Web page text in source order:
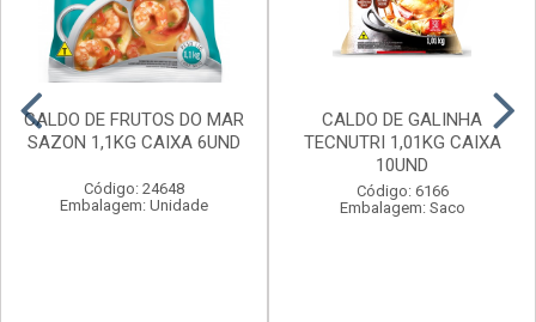
CALDO DE FRUTOS DO MAR
SAZON 1,1KG CAIXA 6UND
Código: 24648
Embalagem: Unidade
CALDO DE GALINHA
TECNUTRI 1,01KG CAIXA
10UND
Código: 6166
Embalagem: Saco